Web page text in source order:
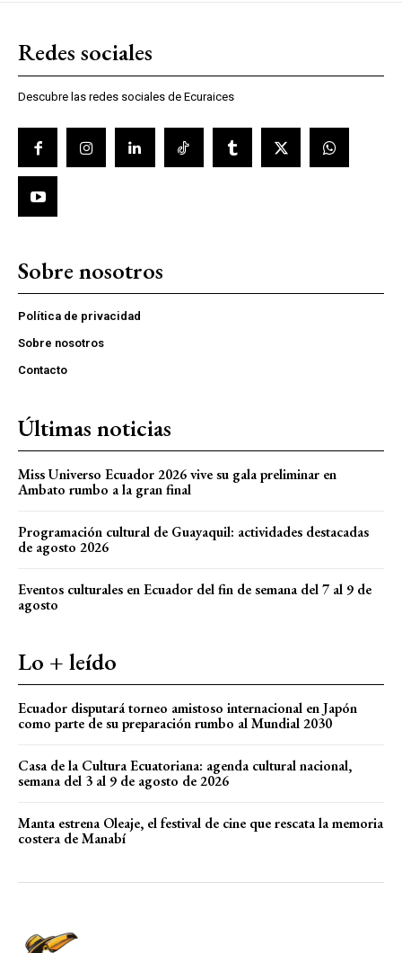
Redes sociales
Descubre las redes sociales de Ecuraices
Sobre nosotros
Política de privacidad
Sobre nosotros
Contacto
Últimas noticias
Miss Universo Ecuador 2026 vive su gala preliminar en
Ambato rumbo a la gran final
Programación cultural de Guayaquil: actividades destacadas
de agosto 2026
Eventos culturales en Ecuador del fin de semana del 7 al 9 de
agosto
Lo + leído
Ecuador disputará torneo amistoso internacional en Japón
como parte de su preparación rumbo al Mundial 2030
Casa de la Cultura Ecuatoriana: agenda cultural nacional,
semana del 3 al 9 de agosto de 2026
Manta estrena Oleaje, el festival de cine que rescata la memoria
costera de Manabí